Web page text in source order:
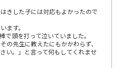
きした子には対応もよかったので
ます。
で頭を打って泣いていました。
の先生に教えたにもかかわらず、
い。」と言って何もしてくれませ